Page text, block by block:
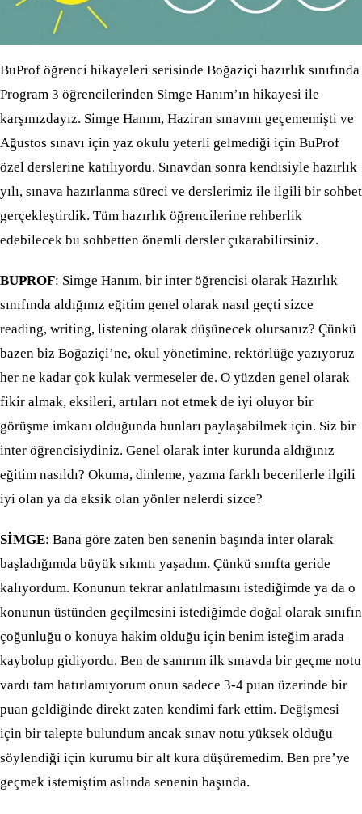
BuProf öğrenci hikayeleri serisinde Boğaziçi hazırlık sınıfında
Program 3 öğrencilerinden Simge Hanım’ın hikayesi ile
karşınızdayız. Simge Hanım, Haziran sınavını geçememişti ve
Ağustos sınavı için yaz okulu yeterli gelmediği için BuProf
özel derslerine katılıyordu. Sınavdan sonra kendisiyle hazırlık
yılı, sınava hazırlanma süreci ve derslerimiz ile ilgili bir sohbet
gerçekleştirdik. Tüm hazırlık öğrencilerine rehberlik
edebilecek bu sohbetten önemli dersler çıkarabilirsiniz.
BUPROF: Simge Hanım, bir inter öğrencisi olarak Hazırlık
sınıfında aldığınız eğitim genel olarak nasıl geçti sizce
reading, writing, listening olarak düşünecek olursanız? Çünkü
bazen biz Boğaziçi’ne, okul yönetimine, rektörlüğe yazıyoruz
her ne kadar çok kulak vermeseler de. O yüzden genel olarak
fikir almak, eksileri, artıları not etmek de iyi oluyor bir
görüşme imkanı olduğunda bunları paylaşabilmek için. Siz bir
inter öğrencisiydiniz. Genel olarak inter kurunda aldığınız
eğitim nasıldı? Okuma, dinleme, yazma farklı becerilerle ilgili
iyi olan ya da eksik olan yönler nelerdi sizce?
SİMGE: Bana göre zaten ben senenin başında inter olarak
başladığımda büyük sıkıntı yaşadım. Çünkü sınıfta geride
kalıyordum. Konunun tekrar anlatılmasını istediğimde ya da o
konunun üstünden geçilmesini istediğimde doğal olarak sınıfın
çoğunluğu o konuya hakim olduğu için benim isteğim arada
kaybolup gidiyordu. Ben de sanırım ilk sınavda bir geçme notu
vardı tam hatırlamıyorum onun sadece 3-4 puan üzerinde bir
puan geldiğinde direkt zaten kendimi fark ettim. Değişmesi
için bir talepte bulundum ancak sınav notu yüksek olduğu
söylendiği için kurumu bir alt kura düşüremedim. Ben pre’ye
geçmek istemiştim aslında senenin başında.